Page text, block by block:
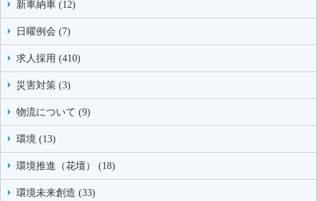
新車納車 (12)
日曜例会 (7)
求人採用 (410)
災害対策 (3)
物流について (9)
環境 (13)
環境推進（花壇） (18)
環境未来創造 (33)